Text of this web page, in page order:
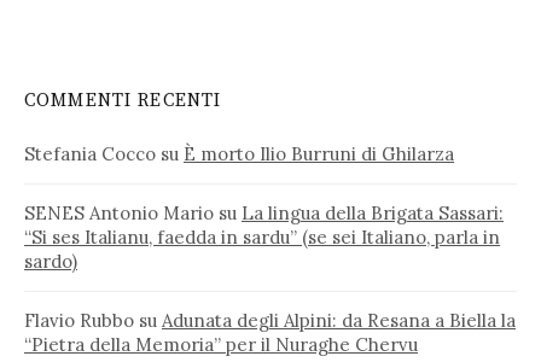
COMMENTI RECENTI
Stefania Cocco su È morto Ilio Burruni di Ghilarza
SENES Antonio Mario su La lingua della Brigata Sassari:
“Si ses Italianu, faedda in sardu” (se sei Italiano, parla in
sardo)
Flavio Rubbo su Adunata degli Alpini: da Resana a Biella la
“Pietra della Memoria” per il Nuraghe Chervu